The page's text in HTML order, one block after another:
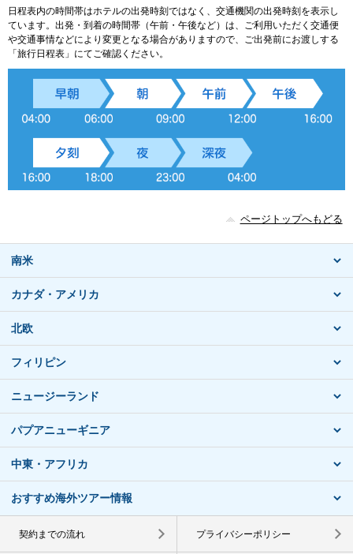
日程表内の時間帯はホテルの出発時刻ではなく、交通機関の出発時刻を表示し
ています。出発・到着の時間帯（午前・午後など）は、ご利用いただく交通便
や交通事情などにより変更となる場合がありますので、ご出発前にお渡しする
「旅行日程表」にてご確認ください。
ページトップへもどる
南米
カナダ・アメリカ
北欧
フィリピン
ニュージーランド
パプアニューギニア
中東・アフリカ
おすすめ海外ツアー情報
契約までの流れ プライバシーポリシー